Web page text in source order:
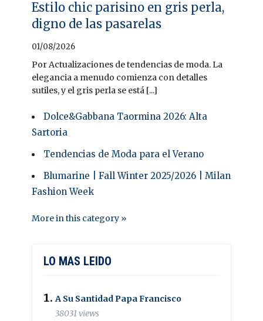
Estilo chic parisino en gris perla,
digno de las pasarelas
01/08/2026
Por Actualizaciones de tendencias de moda. La
elegancia a menudo comienza con detalles
sutiles, y el gris perla se está [...]
Dolce&Gabbana Taormina 2026: Alta
Sartoria
Tendencias de Moda para el Verano
Blumarine | Fall Winter 2025/2026 | Milan
Fashion Week
More in this category »
LO MAS LEIDO
A Su Santidad Papa Francisco
38031 views